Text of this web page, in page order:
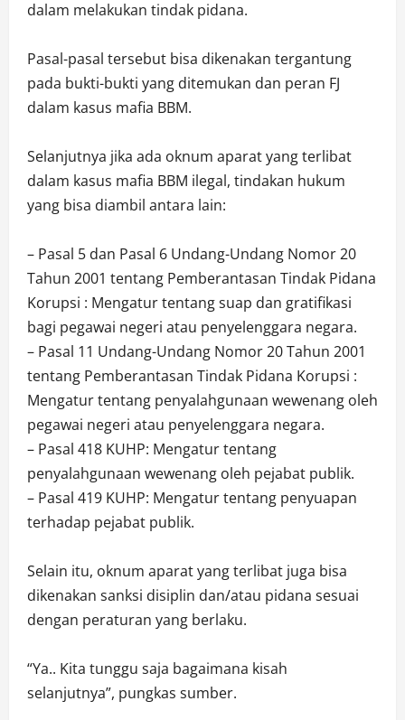
dalam melakukan tindak pidana.
Pasal-pasal tersebut bisa dikenakan tergantung
pada bukti-bukti yang ditemukan dan peran FJ
dalam kasus mafia BBM.
Selanjutnya jika ada oknum aparat yang terlibat
dalam kasus mafia BBM ilegal, tindakan hukum
yang bisa diambil antara lain:
– Pasal 5 dan Pasal 6 Undang-Undang Nomor 20
Tahun 2001 tentang Pemberantasan Tindak Pidana
Korupsi : Mengatur tentang suap dan gratifikasi
bagi pegawai negeri atau penyelenggara negara.
– Pasal 11 Undang-Undang Nomor 20 Tahun 2001
tentang Pemberantasan Tindak Pidana Korupsi :
Mengatur tentang penyalahgunaan wewenang oleh
pegawai negeri atau penyelenggara negara.
– Pasal 418 KUHP: Mengatur tentang
penyalahgunaan wewenang oleh pejabat publik.
– Pasal 419 KUHP: Mengatur tentang penyuapan
terhadap pejabat publik.
Selain itu, oknum aparat yang terlibat juga bisa
dikenakan sanksi disiplin dan/atau pidana sesuai
dengan peraturan yang berlaku.
“Ya.. Kita tunggu saja bagaimana kisah
selanjutnya”, pungkas sumber.